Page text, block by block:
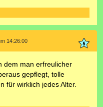
14:26:00
dem man erfreulicher
gepflegt, tolle
für wirklich jedes Alter.